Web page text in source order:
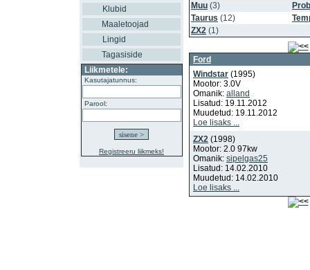
Klubid
Maaletoojad
Lingid
Tagasiside
Liikmetele:
Kasutajatunnus:
Parool:
Registreeru liikmeks!
Muu (3)
Taurus (12)
ZX2 (1)
Ford
Windstar (1995)
Mootor: 3.0V
Omanik: alland
Lisatud: 19.11.2012
Muudetud: 19.11.2012
Loe lisaks ...
ZX2 (1998)
Mootor: 2.0 97kw
Omanik: sipelgas25
Lisatud: 14.02.2010
Muudetud: 14.02.2010
Loe lisaks ...